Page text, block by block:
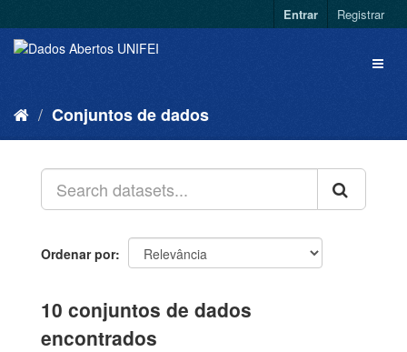
Entrar Registrar
Conjuntos de dados
Ordenar por
10 conjuntos de dados
encontrados